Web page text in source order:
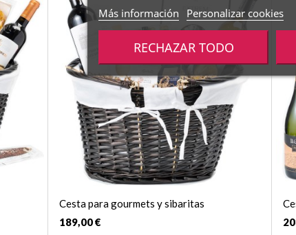
Cesta para gourmets y sibaritas
189,00 €
Más información Personalizar cookies
RECHAZAR TODO